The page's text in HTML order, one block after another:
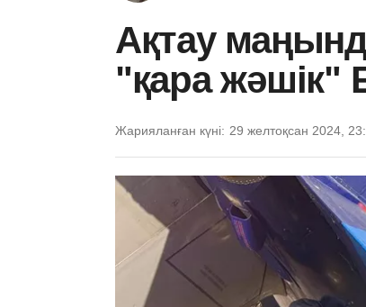
Ақтау
"қара жәшік"
Жарияланған күні: 29 желтоқсан 2024,